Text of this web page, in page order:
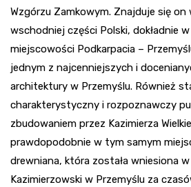
Wzgórzu Zamkowym. Znajduje się on
wschodniej części Polski, dokładnie
miejscowości Podkarpacia –
jednym z najcenniejszych i
architektury w Przemyślu. Również
charakterystyczny i rozpoznawczy
zbudowaniem przez Kazimierza
prawdopodobnie w tym samym
drewniana, która została wniesiona
Kazimierzowski w Przemyślu za